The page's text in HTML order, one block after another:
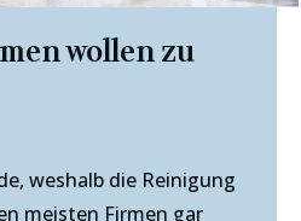
wollen zu
weshalb die Reinigung
meisten Firmen gar